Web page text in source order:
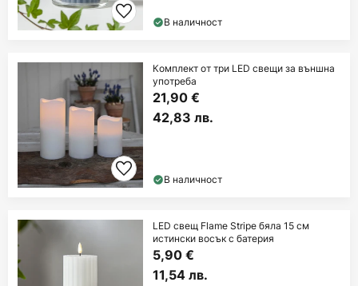
В наличност
Комплект от три LED свещи за външна
употреба
21,90 €
42,83 лв.
В наличност
LED свещ Flame Stripe бяла 15 см
истински восък с батерия
5,90 €
11,54 лв.